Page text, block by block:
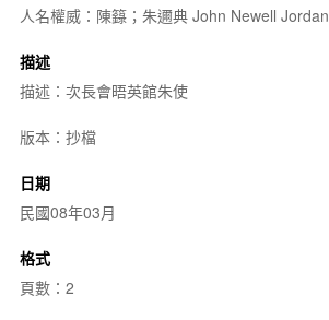
人名權威：陳籙；朱邇典 John Newell Jordan
描述
描述：次長會晤英館朱使
版本：抄檔
日期
民國08年03月
格式
頁數：2